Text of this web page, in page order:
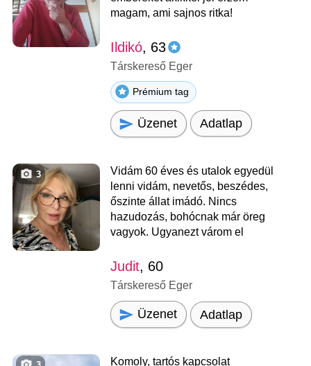
magam, ami sajnos ritka!
Ildikó, 63
Társkereső Eger
Prémium tag
Üzenet Adatlap
3
Vidám 60 éves és utalok egyedül
lenni vidám, nevetős, beszédes,
őszinte állat imádó. Nincs
hazudozás, bohócnak már öreg
vagyok. Ugyanezt várom el
Judit, 60
Társkereső Eger
Üzenet Adatlap
Komoly, tartós kapcsolat